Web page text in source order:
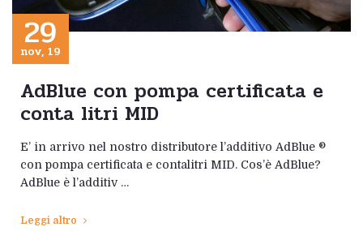
29
nov, 19
AdBlue con pompa certificata e
conta litri MID
E’ in arrivo nel nostro distributore l’additivo AdBlue ®
con pompa certificata e contalitri MID. Cos’è AdBlue?
AdBlue è l’additiv …
Leggi altro